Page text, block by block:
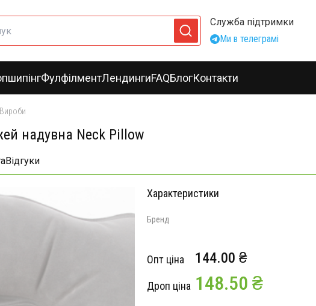
Служба підтримки
Ми в телеграмі
ФулфілментЛендингиFAQБлогКонтакти
надувна Neck Pillow
Відгуки
Характеристики
Бренд
Опт ціна 144.00 ₴
Дроп ціна 148.50 ₴